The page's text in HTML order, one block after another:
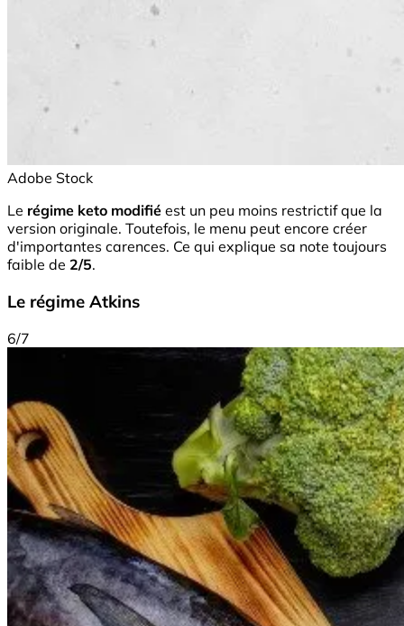
Adobe Stock
Le régime keto modifié est un peu moins restrictif que la
version originale. Toutefois, le menu peut encore créer
d'importantes carences. Ce qui explique sa note toujours
faible de 2/5.
Le régime Atkins
6/7